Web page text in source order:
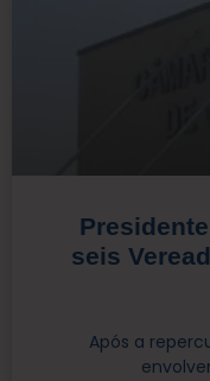
seis
Após a